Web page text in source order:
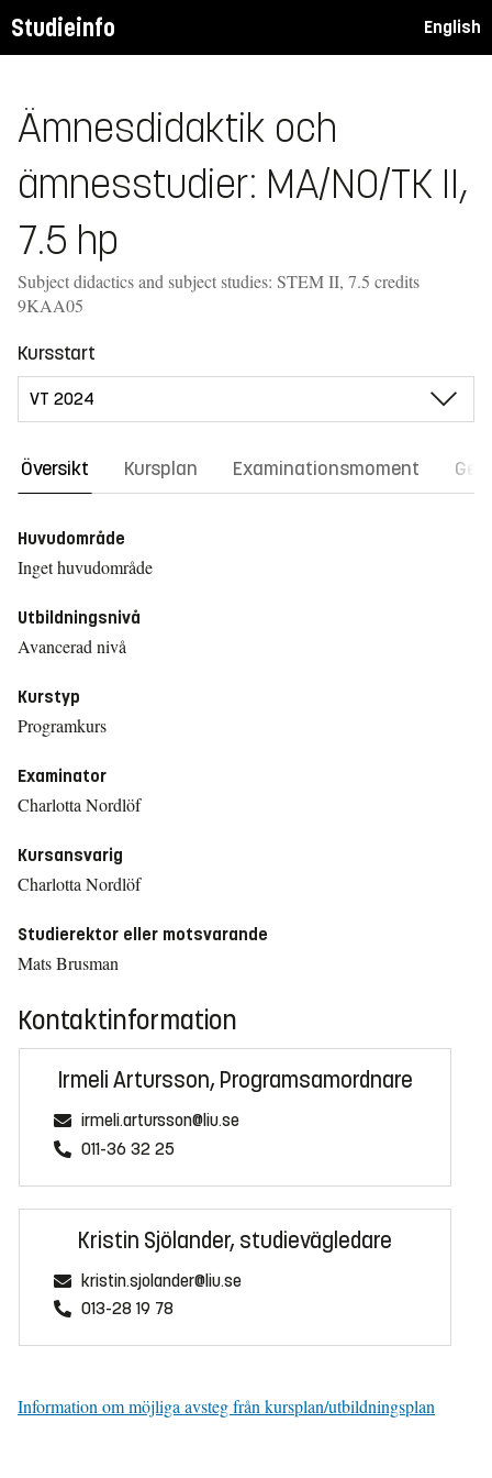
Studieinfo English
Ämnesdidaktik och
ämnesstudier: MA/NO/TK II,
7.5 hp
Subject didactics and subject studies: STEM II, 7.5 credits
9KAA05
Kursstart
Översikt Kursplan Examinationsmoment
Huvudområde
Inget huvudområde
Utbildningsnivå
Avancerad nivå
Kurstyp
Programkurs
Examinator
Charlotta Nordlöf
Kursansvarig
Charlotta Nordlöf
Studierektor eller motsvarande
Mats Brusman
Kontaktinformation
Irmeli Artursson, Programsamordnare
irmeli.artursson@liu.se
011-36 32 25
Kristin Sjölander, studievägledare
kristin.sjolander@liu.se
013-28 19 78
Information om möjliga avsteg från kursplan/utbildningsplan